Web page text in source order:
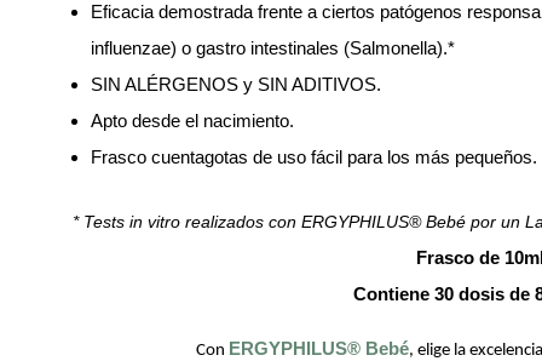
Eficacia demostrada frente a ciertos patógenos
influenzae) o gastro intestinales (Salmonella).*
SIN ALÉRGENOS y SIN ADITIVOS.
Apto desde el nacimiento.
Frasco cuentagotas de uso fácil para los más pequeños.
* Tests in vitro realizados con ERGYPHILUS® Bebé por un
Frasco de
Contiene 30 dosis de
Con ERGYPHILUS® Bebé, elige la